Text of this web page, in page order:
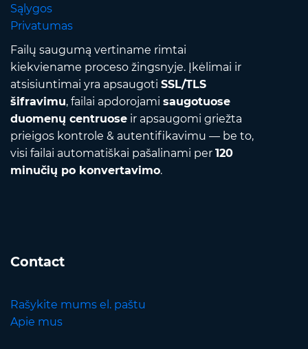
Sąlygos
Privatumas
Failų saugumą vertiname rimtai
kiekviename proceso žingsnyje. Įkėlimai ir
atsisiuntimai yra apsaugoti SSL/TLS
šifravimu, failai apdorojami saugotuose
duomenų centruose ir apsaugomi griežta
prieigos kontrole & autentifikavimu — be to,
visi failai automatiškai pašalinami per 120
minučių po konvertavimo.
Contact
Rašykite mums el. paštu
Apie mus